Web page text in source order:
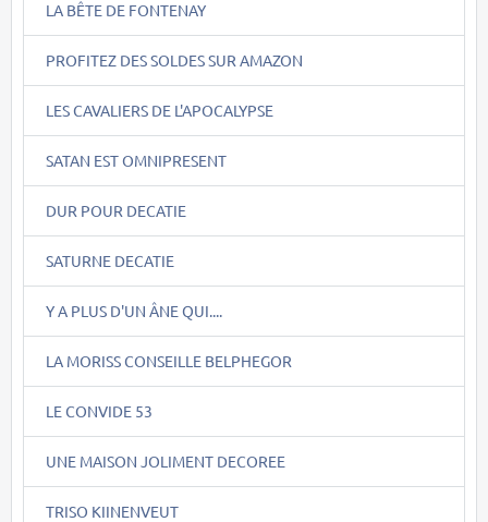
LA BÊTE DE FONTENAY
PROFITEZ DES SOLDES SUR AMAZON
LES CAVALIERS DE L'APOCALYPSE
SATAN EST OMNIPRESENT
DUR POUR DECATIE
SATURNE DECATIE
Y A PLUS D'UN ÂNE QUI....
LA MORISS CONSEILLE BELPHEGOR
LE CONVIDE 53
UNE MAISON JOLIMENT DECOREE
TRISO KIINENVEUT